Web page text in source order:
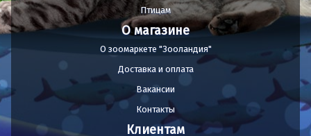
Птицам
О магазине
О зоомаркете "Зооландия"
Доставка и оплата
Вакансии
Контакты
Клиентам